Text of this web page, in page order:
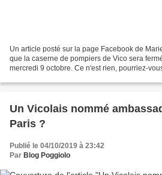
Un article posté sur la page Facebook de
que la caserne de pompiers de Vico sera
mercredi 9 octobre. Ce n'est rien, pourriez-
Un Vicolais nommé
Paris ?
Publié le 04/10/2019 à 23:42
Par Blog Poggiolo